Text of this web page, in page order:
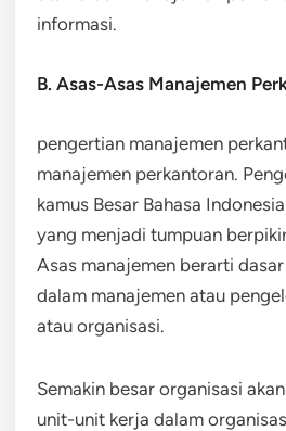
informasi.
B. Asas-Asas Manajemen
pengertian manajemen
manajemen perkantoran.
kamus Besar Bahasa
yang menjadi tumpuan
Asas manajemen berarti
dalam manajemen atau
atau organisasi.
Semakin besar organisasi
unit-unit kerja dalam